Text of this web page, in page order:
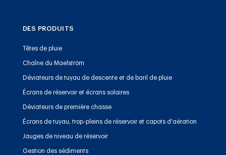
DES PRODUITS
Têtes de pluie
Chaîne du Maelström
Déviateurs de tuyau de descente et de baril de pluie
Écrans de réservoir et écrans solaires
Déviateurs de première chasse
Écrans de tuyau, trop-pleins de réservoir et capots d'aération
Jauges de niveau de réservoir
Gestion des sédiments